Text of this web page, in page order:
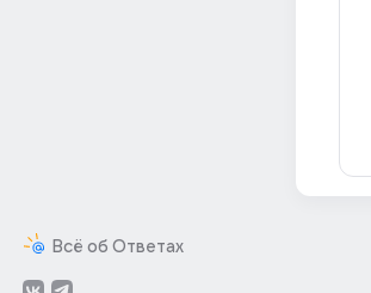
Всё об Ответах